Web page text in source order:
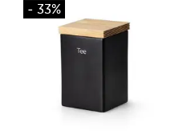
- 33%